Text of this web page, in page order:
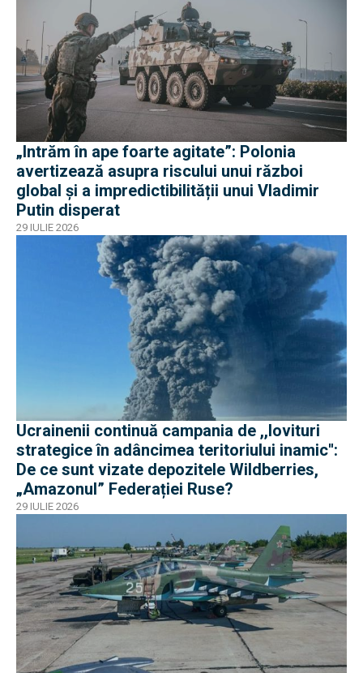
„Intrăm în ape foarte agitate”: Polonia
avertizează asupra riscului unui război
global și a impredictibilității unui Vladimir
Putin disperat
29 IULIE 2026
Ucrainenii continuă campania de ,,lovituri
strategice în adâncimea teritoriului inamic'':
De ce sunt vizate depozitele Wildberries,
„Amazonul” Federației Ruse?
29 IULIE 2026